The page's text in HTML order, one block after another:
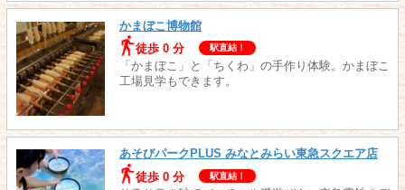
かまぼこ博物館
徒歩 0 分
駅直結！
「かまぼこ」と「ちくわ」の手作り体験。かまぼこ
工場見学もできます。
あそびパークPLUS みなとみらい東急スクエア店
徒歩 0 分
駅直結！